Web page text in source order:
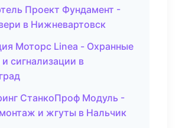
Проект Фундамент -
в Нижневартовск
Моторс Linea - Охранные
сигнализации в
СтанкоПроф Модуль -
и жгуты в Нальчик